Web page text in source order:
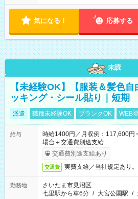
気になる！ 応募する
未読
【未経験OK】【服装＆髪色
ッキング・シール貼り｜短期
派遣 職種未経験OK ブランクOK WEB
給与
時給1400円／月収例：117,600円
場合＋交通費別途支給
交通費別途支給あり
交通費 実費支給／当社規定あり。
勤務地
さいたま市見沼区
七里駅から車6分 / 大宮公園駅 /